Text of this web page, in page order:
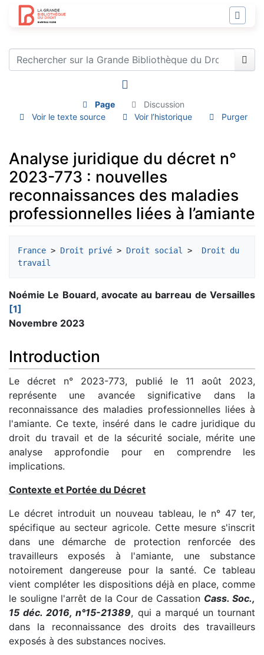
Page
Discussion
Voir le texte source
Voir l’historique Purger
Analyse juridique du décret n°
2023-773 : nouvelles
reconnaissances des maladies
professionnelles liées à l’amiante
France > Droit privé > Droit social >
Droit du
travail
Noémie Le Bouard, avocate au barreau de Versailles
[1]
Novembre 2023
Introduction
Le décret n° 2023-773, publié le 11 août 2023,
représente une avancée significative dans la
reconnaissance des maladies professionnelles liées à
l'amiante. Ce texte, inséré dans le cadre juridique du
droit du travail et de la sécurité sociale, mérite une
analyse approfondie pour en comprendre les
implications.
Contexte et Portée du Décret
Le décret introduit un nouveau tableau, le n° 47 ter,
spécifique au secteur agricole. Cette mesure s'inscrit
dans une démarche de protection renforcée des
travailleurs exposés à l'amiante, une substance
notoirement dangereuse pour la santé. Ce tableau
vient compléter les dispositions déjà en place, comme
le souligne l'arrêt de la Cour de Cassation Cass. Soc.,
15 déc. 2016, n°15-21389, qui a marqué un tournant
dans la reconnaissance des droits des travailleurs
exposés à des substances nocives.